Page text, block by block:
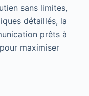
sans limites,
détaillés, la
prêts à
maximiser